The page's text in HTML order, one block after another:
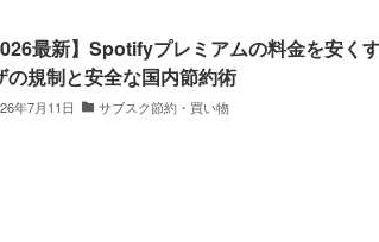
最新】Spotifyプレミアムの料金を安く
の規制と安全な国内節約術
年7月11日 サブスク節約・買い物